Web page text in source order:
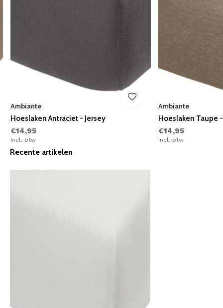
Ambiante
Hoeslaken Antraciet - Jersey
€14,95
Incl. btw
Ambiante
Hoeslaken Taupe
€14,95
Incl. btw
Recente artikelen